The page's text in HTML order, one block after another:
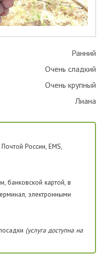
Ранний
Очень сладкий
Очень крупный
Лиана
России, EMS,
банковской картой, в
электронными
(услуга доступна на